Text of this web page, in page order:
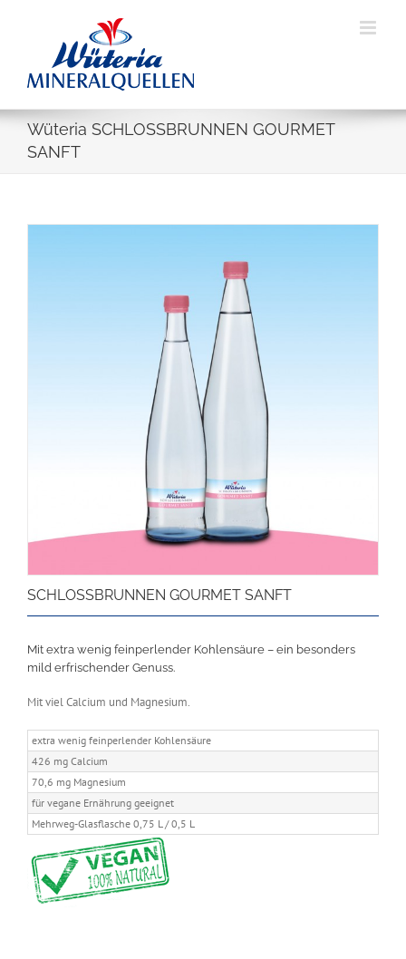
Wüteria SCHLOSSBRUNNEN GOURMET
SANFT
SCHLOSSBRUNNEN GOURMET SANFT
Mit extra wenig feinperlender Kohlensäure – ein besonders
mild erfrischender Genuss.
Mit viel Calcium und Magnesium.
extra wenig feinperlender Kohlensäure
426 mg Calcium
70,6 mg Magnesium
für vegane Ernährung geeignet
Mehrweg-Glasflasche 0,75 L / 0,5 L